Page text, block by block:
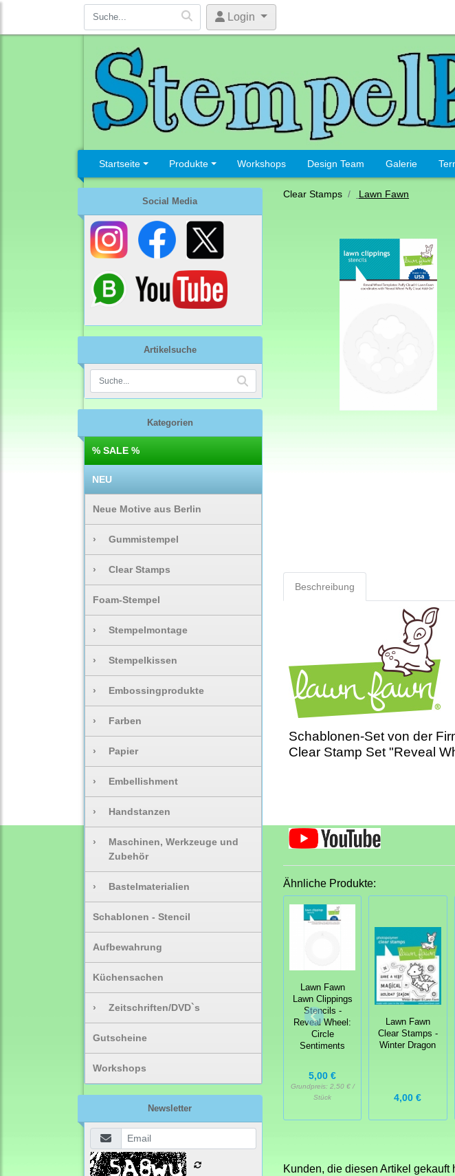
Login
Startseite Produkte Workshops Design Team Galerie
Social Media
Artikelsuche
Kategorien
% SALE %
NEU
Neue Motive aus Berlin
› Gummistempel
› Clear Stamps
Foam-Stempel
› Stempelmontage
› Stempelkissen
› Embossingprodukte
› Farben
› Papier
› Embellishment
› Handstanzen
›
Maschinen, Werkzeuge und
Zubehör
› Bastelmaterialien
Schablonen - Stencil
Aufbewahrung
Küchensachen
› Zeitschriften/DVD`s
Gutscheine
Workshops
Newsletter
Clear Stamps Lawn Fawn
Beschreibung
Schablonen-Set von der
Clear Stamp Set "Reveal
Ähnliche Produkte:
Lawn Fawn
Lawn Clippings
Stencils -
Reveal Wheel:
Circle
Sentiments
5,00 €
Grundpreis: 2,50 € /
Stück
Lawn Fawn
Clear Stamps -
Winter Dragon
4,00 €
Kunden, die diesen Artikel gekauft